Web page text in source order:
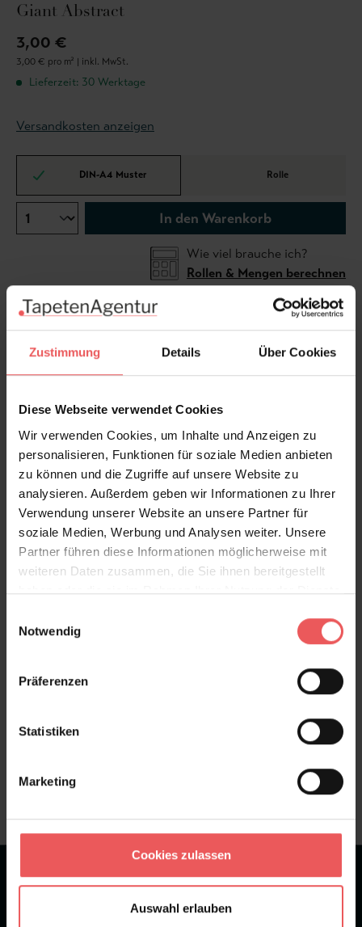
Zustimmung Details Über Cookies
Diese Webseite verwendet Cookies
Wir verwenden Cookies, um Inhalte und Anzeigen zu
personalisieren, Funktionen für soziale Medien anbieten
zu können und die Zugriffe auf unsere Website zu
analysieren. Außerdem geben wir Informationen zu Ihrer
Verwendung unserer Website an unsere Partner für
soziale Medien, Werbung und Analysen weiter. Unsere
Partner führen diese Informationen möglicherweise mit
weiteren Daten zusammen, die Sie ihnen bereitgestellt
haben oder die sie im Rahmen Ihrer Nutzung der Dienste
Notwendig
Präferenzen
Statistiken
Marketing
Cookies zulassen
Auswahl erlauben
Giant Abstract
3,00 €
3,00 € pro m² | inkl. MwSt.
Lieferzeit: 30 Werktage
Versandkosten anzeigen
DIN-A4 Muster Rolle
In den Warenkorb
Wie viel brauche ich?
Rollen & Mengen berechnen
klein? Dieses Motiv kann individuell für Ihre Wand
wir erstellen Ihnen ein kostenloses, unverbindliches
Angebot.
Produktdetails
Versand & Zahlung
Bewertungen
★★★★★Bei 1245 Bewertungen